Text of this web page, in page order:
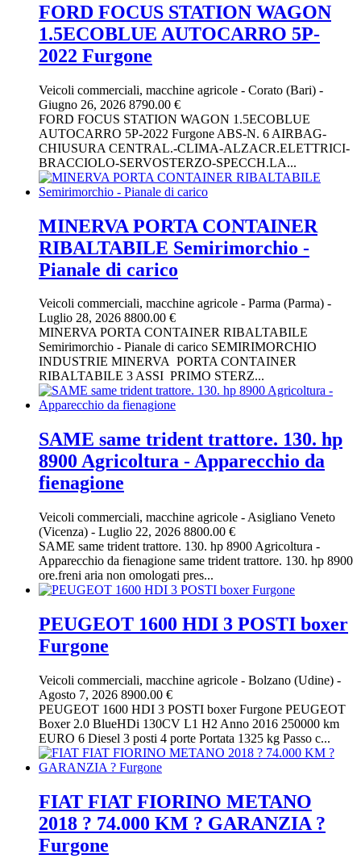
FORD FOCUS STATION WAGON
1.5ECOBLUE AUTOCARRO 5P-
2022 Furgone
Veicoli commerciali, macchine agricole - Corato (Bari) -
Giugno 26, 2026 8790.00 €
FORD FOCUS STATION WAGON 1.5ECOBLUE
AUTOCARRO 5P-2022 Furgone ABS-N. 6 AIRBAG-
CHIUSURA CENTRAL.-CLIMA-ALZACR.ELETTRICI-
BRACCIOLO-SERVOSTERZO-SPECCH.LA...
MINERVA PORTA CONTAINER
RIBALTABILE Semirimorchio -
Pianale di carico
Veicoli commerciali, macchine agricole - Parma (Parma) -
Luglio 28, 2026 8800.00 €
MINERVA PORTA CONTAINER RIBALTABILE
Semirimorchio - Pianale di carico SEMIRIMORCHIO
INDUSTRIE MINERVA PORTA CONTAINER
RIBALTABILE 3 ASSI PRIMO STERZ...
SAME same trident trattore. 130. hp
8900 Agricoltura - Apparecchio da
fienagione
Veicoli commerciali, macchine agricole - Asigliano Veneto
(Vicenza) - Luglio 22, 2026 8800.00 €
SAME same trident trattore. 130. hp 8900 Agricoltura -
Apparecchio da fienagione same trident trattore. 130. hp 8900
ore.freni aria non omologati pres...
PEUGEOT 1600 HDI 3 POSTI boxer
Furgone
Veicoli commerciali, macchine agricole - Bolzano (Udine) -
Agosto 7, 2026 8900.00 €
PEUGEOT 1600 HDI 3 POSTI boxer Furgone PEUGEOT
Boxer 2.0 BlueHDi 130CV L1 H2 Anno 2016 250000 km
EURO 6 Diesel 3 posti 4 porte Portata 1325 kg Passo c...
FIAT FIAT FIORINO METANO
2018 ? 74.000 KM ? GARANZIA ?
Furgone